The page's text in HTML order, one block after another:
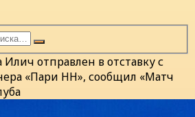
Илич отправлен в отставку с
«Пари НН», сообщил «Матч